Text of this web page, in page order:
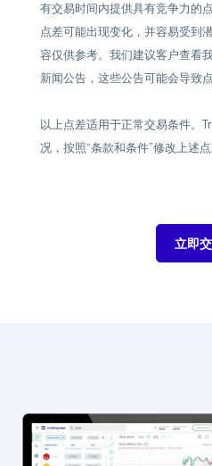
有交易时间内提供具有竞争力的
点差可能出现变化，并容易受到
容仅供参考。我们建议客户查看
新闻公告，这些公告可能会导致
以上点差适用于正常交易条件。
况，按照“条款和条件”修改上述点
立即